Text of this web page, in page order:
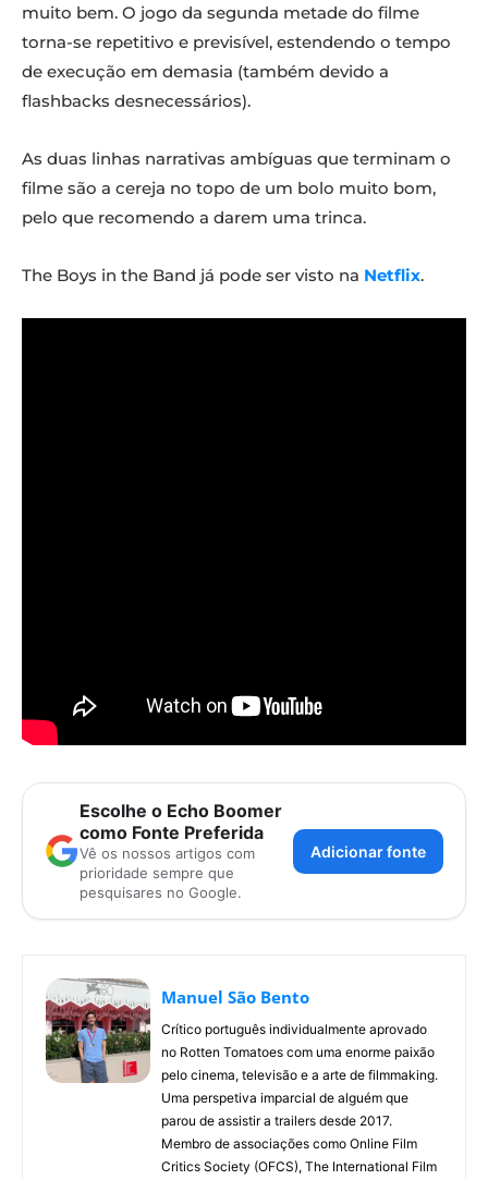
muito bem. O jogo da segunda metade do filme
torna-se repetitivo e previsível, estendendo o tempo
de execução em demasia (também devido a
flashbacks desnecessários).
As duas linhas narrativas ambíguas que terminam o
filme são a cereja no topo de um bolo muito bom,
pelo que recomendo a darem uma trinca.
The Boys in the Band já pode ser visto na Netflix.
Escolhe o Echo Boomer
como Fonte Preferida
Vê os nossos artigos com
prioridade sempre que
pesquisares no Google.
Adicionar fonte
Manuel São Bento
Crítico português individualmente aprovado
no Rotten Tomatoes com uma enorme paixão
pelo cinema, televisão e a arte de filmmaking.
Uma perspetiva imparcial de alguém que
parou de assistir a trailers desde 2017.
Membro de associações como Online Film
Critics Society (OFCS), The International Film